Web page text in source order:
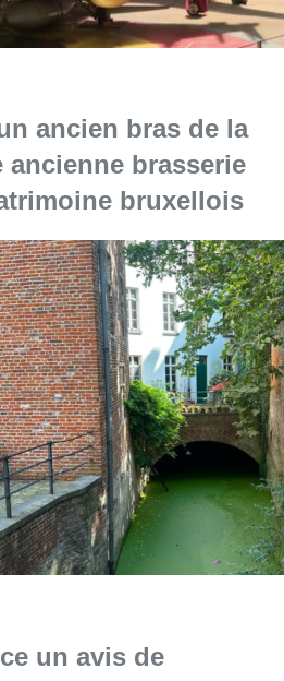
ancien bras de la
ancienne brasserie
bruxellois
un avis de